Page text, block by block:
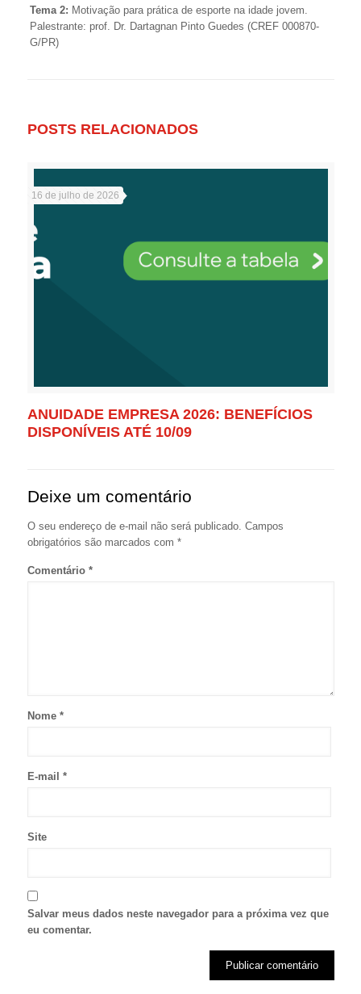
Tema 2: Motivação para prática de esporte na idade jovem.
Palestrante: prof. Dr. Dartagnan Pinto Guedes (CREF 000870-
G/PR)
POSTS RELACIONADOS
16 de julho de 2026
ANUIDADE EMPRESA 2026: BENEFÍCIOS
DISPONÍVEIS ATÉ 10/09
Deixe um comentário
O seu endereço de e-mail não será publicado. Campos
obrigatórios são marcados com *
Comentário *
Nome *
E-mail *
Site
Salvar meus dados neste navegador para a próxima vez que
eu comentar.